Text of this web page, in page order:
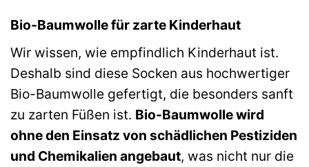
Bio-Baumwolle für zarte Kinderhaut
Wir wissen, wie empfindlich Kinderhaut ist.
Deshalb sind diese Socken aus hochwertiger
Bio-Baumwolle gefertigt, die besonders sanft
zu zarten Füßen ist. Bio-Baumwolle wird
ohne den Einsatz von schädlichen Pestiziden
und Chemikalien angebaut, was nicht nur die